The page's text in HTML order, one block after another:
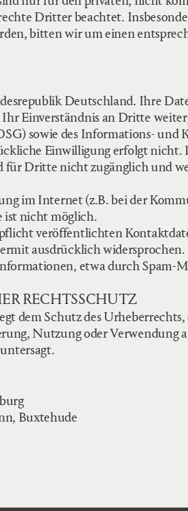
Dritter beachtet.
bitten wir um einen
Deutschland. Ihre
Einverständnis an Dritte
sowie des Informations-
Einwilligung erfolgt nicht.
Dritte nicht zugänglich und
im Internet (z.B. bei der
ist nicht möglich.
veröffentlichten
ausdrücklich
etwa durch Spam-
RECHTSSCHUTZ
dem Schutz des
Nutzung oder
Buxtehude